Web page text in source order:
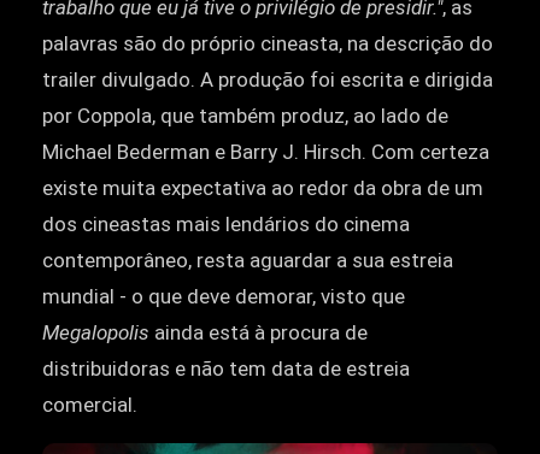
trabalho que eu já tive o privilégio de presidir.", as
palavras são do próprio cineasta, na descrição do
trailer divulgado. A produção foi escrita e dirigida
por Coppola, que também produz, ao lado de
Michael Bederman e Barry J. Hirsch. Com certeza
existe muita expectativa ao redor da obra de um
dos cineastas mais lendários do cinema
contemporâneo, resta aguardar a sua estreia
mundial - o que deve demorar, visto que
Megalopolis ainda está à procura de
distribuidoras e não tem data de estreia
comercial.